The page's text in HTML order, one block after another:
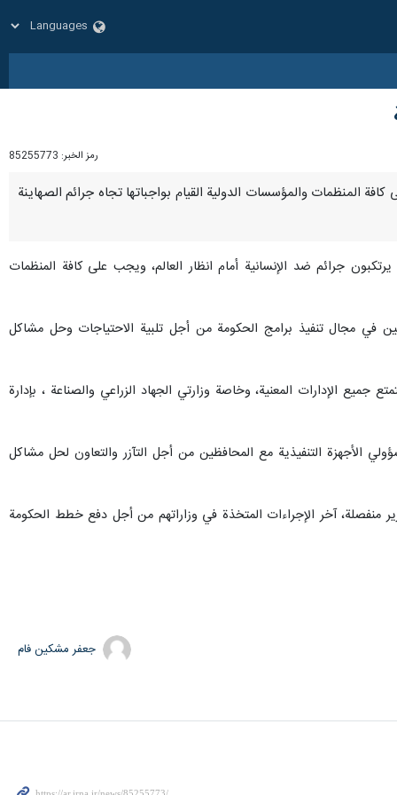
رمز الخبر: 85255773
كافة المنظمات والمؤسسات الدولية القيام بواجباتها تجاه جرائم الصهاينة
جرائم ضد الإنسانية أمام انظار العالم، ويجب على كافة المنظمات
في مجال تنفيذ برامج الحكومة من أجل تلبية الاحتياجات وحل مشاكل
الإدارات المعنية، وخاصة وزارتي الجهاد الزراعي والصناعة ، بإدارة
الأجهزة التنفيذية مع المحافظين من أجل التآزر والتعاون لحل مشاكل
منفصلة، ​​آخر الإجراءات المتخذة في وزاراتهم من أجل دفع خطط الحكومة
جعفر مشکین فام